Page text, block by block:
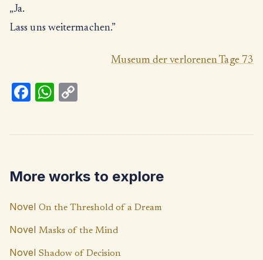
„Ja.
Lass uns weitermachen.”
Museum der verlorenen Tage 73
Fa
k
W
p
p
Li
n
k
More works to explore
Novel On the Threshold of a Dream
Novel Masks of the Mind
Novel Shadow of Decision